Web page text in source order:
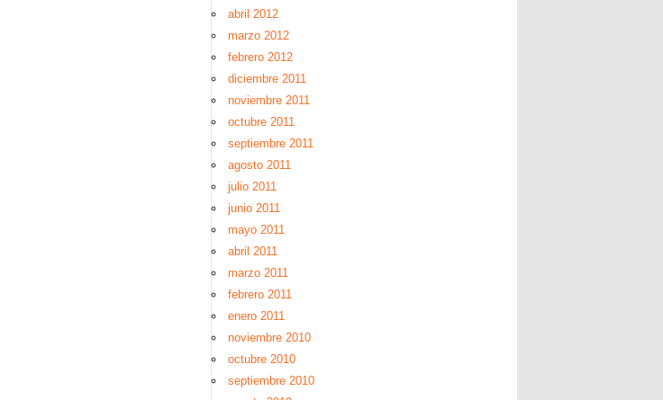
abril 2012
marzo 2012
febrero 2012
diciembre 2011
noviembre 2011
octubre 2011
septiembre 2011
agosto 2011
julio 2011
junio 2011
mayo 2011
abril 2011
marzo 2011
febrero 2011
enero 2011
noviembre 2010
octubre 2010
septiembre 2010